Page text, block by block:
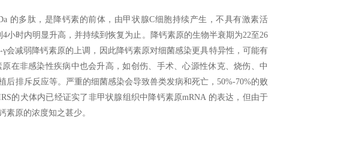
的多肽，是降钙素的前体，由甲状腺C细胞持续产生，不具有激素活
小时内明显升高，并持续到恢复为止。降钙素原的生物半衰期为22至26
会减弱降钙素原的上调，因此降钙素原对细菌感染更具特异性，可能有
在非感染性疾病中也会升高，如创伤、手术、心源性休克、烧伤、中
排斥反应等。严重的细菌感染会导致兽类发病和死亡，50%-70%的败
的犬体内已经证实了非甲状腺组织中降钙素原mRNA 的表达，但由于
素原的浓度知之甚少。